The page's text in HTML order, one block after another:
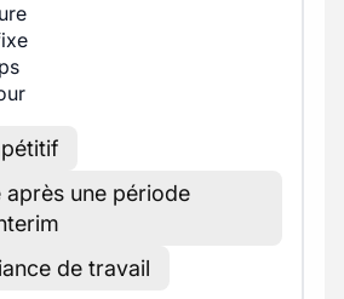
une période
de travail